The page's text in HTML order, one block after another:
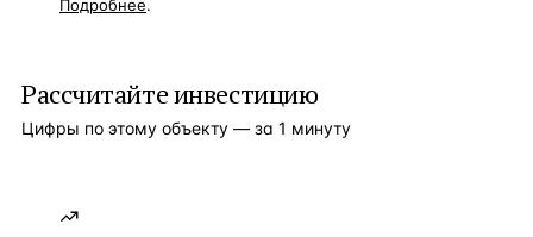
Подробнее.
Рассчитайте инвестицию
Цифры по этому объекту — за 1 минуту